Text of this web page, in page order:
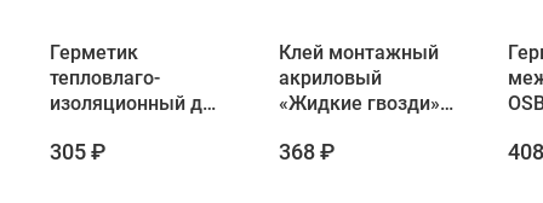
Герметик
тепловлаго-
изоляционный для
поверхностей
305 ₽
Клей монтажный
акриловый
«Жидкие гвозди»
белый 310 мл
368 ₽